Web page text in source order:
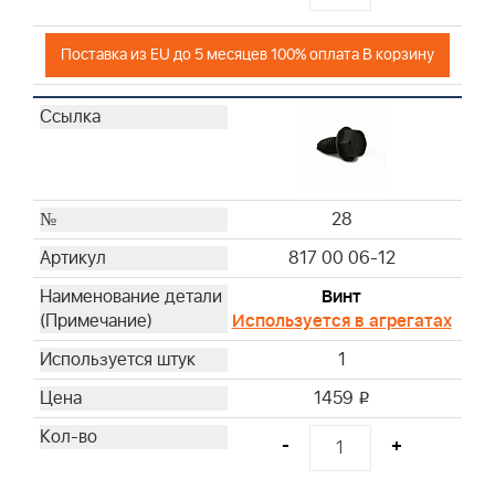
Поставка из EU до 5 месяцев 100% оплата В корзину
28
817 00 06-12
Винт
Используется в агрегатах
1
1459 i
- +